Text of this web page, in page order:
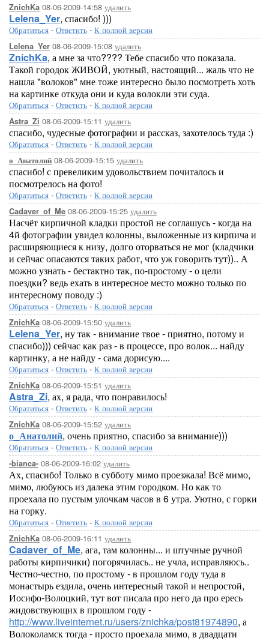
ZnichKa 08-06-2009-14:58 удалить
Lelena_Yer, спасибо! )))
Обратиться - Ответить - К полной версии
Lelena_Yer 08-06-2009-15:08 удалить
ZnichKa, а мне за что???? Тебе спасибо что показала.
Такой городок ЖИВОЙ, уютный, настоящий... жаль что не
нашла "волоков" мне тоже интересно было посмотреть хоть
на картинке откуда они и куда волокли эти суда.
Обратиться - Ответить - К полной версии
Astra_Zi 08-06-2009-15:11 удалить
спасибо, чудесные фотографии и рассказ, захотелось туда :)
Обратиться - Ответить - К полной версии
о_Анатолий 08-06-2009-15:15 удалить
спасибо! с превеликим удовольствием почиталось и
посмотрелось на фото!
Обратиться - Ответить - К полной версии
Cadaver_of_Me 08-06-2009-15:25 удалить
Насчёт кирпичной кладки простой не соглашусь - когда на
4й фотографии увидел колонны, выложенные из кирпича и
расширяющиеся к низу, долго оторваться не мог (кладчики
и сейчас опасаются таких работ, что уж говорить тут)).. А
можно узнать - бестактно так, по-простому - о цели
поездки? ведь ехать в интересное место можно только по
интересному поводу :)
Обратиться - Ответить - К полной версии
ZnichKa 08-06-2009-15:50 удалить
Lelena_Yer, ну так - внимание твое - приятно, потому и
спасибо))) сейчас как раз - в процессе, про волок... найду
картинку, а не найду - сама дорисую....
Обратиться - Ответить - К полной версии
ZnichKa 08-06-2009-15:51 удалить
Astra_Zi, ах, я рада, что понравилось!
Обратиться - Ответить - К полной версии
ZnichKa 08-06-2009-15:52 удалить
о_Анатолий, очень приятно, спасибо за внимание)))
Обратиться - Ответить - К полной версии
-bianca- 08-06-2009-16:02 удалить
Ах, спасибо! Только в субботу мимо проезжала! Всё мимо,
мимо, любуюсь из далека этим городком. Но как то
проехала по пустым улочкам часов в 6 утра. Уютно, с горки
на горку.
Обратиться - Ответить - К полной версии
ZnichKa 08-06-2009-16:11 удалить
Cadaver_of_Me, ага, там колонны... и штучные ручной
работы кирпичики) погорячилась.. не учла, исправляюсь..
Честно-честно, по простому - в прошлом году туда в
монастырь ездила, очень интересный такой и непростой,
Иосифо-Волоцкий, тут вот писала про него да про ересь
жидовствующих в прошлом году -
http://www.liveinternet.ru/users/znichka/post81974890, а
Волоколамск тогда - просто проехала мимо, в двадцати